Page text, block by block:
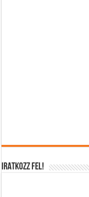
IRATKOZZ FEL!